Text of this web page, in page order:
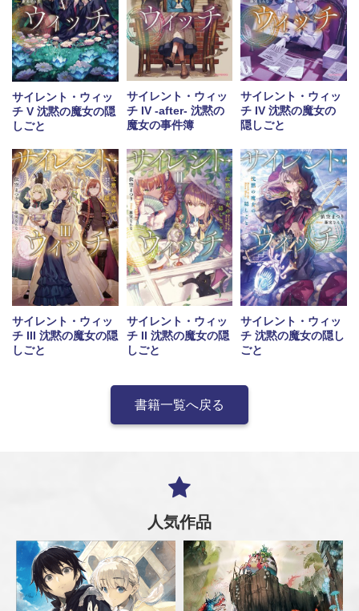
サイレント・ウィッ
チ V 沈黙の魔女の隠
しごと
サイレント・ウィッ
チ IV -after- 沈黙の
魔女の事件簿
サイレント・ウィッ
チ IV 沈黙の魔女の
隠しごと
サイレント・ウィッ
チ III 沈黙の魔女の隠
しごと
サイレント・ウィッ
チ II 沈黙の魔女の隠
しごと
サイレント・ウィッ
チ 沈黙の魔女の隠し
ごと
書籍一覧へ戻る
人気作品